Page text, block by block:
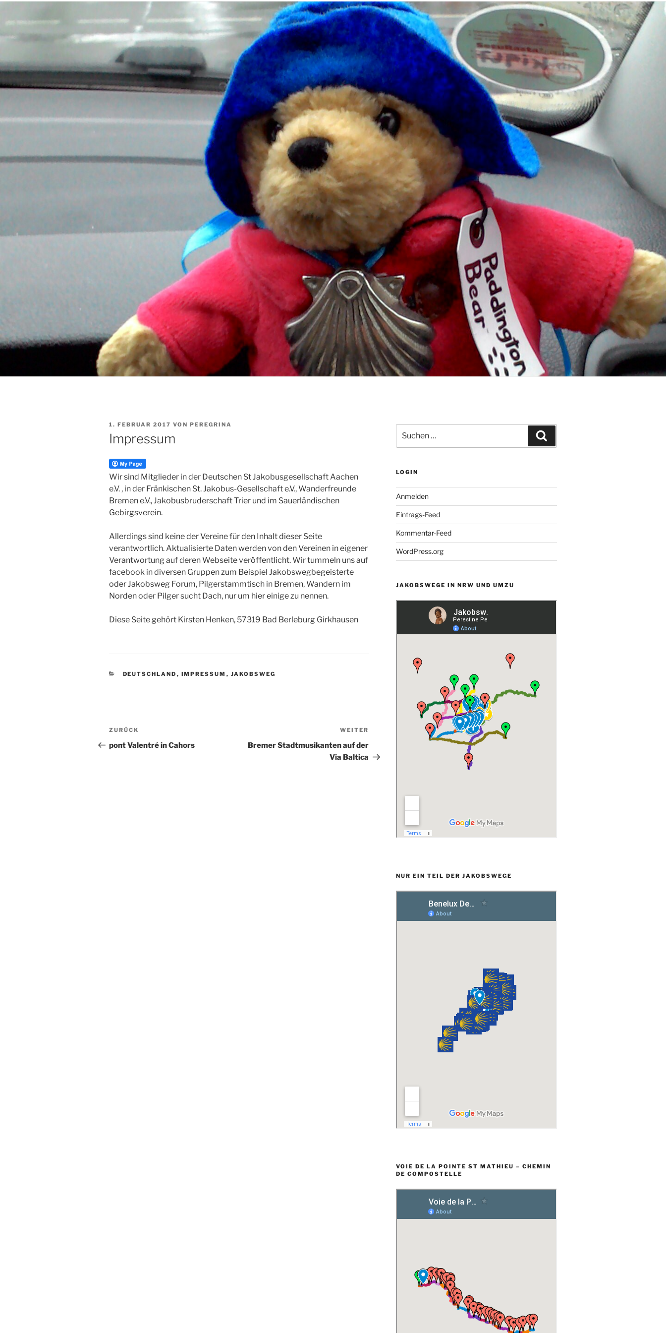
VERÖFFENTLICHT
AM
1. FEBRUAR 2017 VON PEREGRINA
Impressum
Wir sind Mitglieder in der Deutschen St Jakobusgesellschaft Aachen
e.V. , in der Fränkischen St. Jakobus-Gesellschaft e.V., Wanderfreunde
Bremen e.V., Jakobusbruderschaft Trier und im Sauerländischen
Gebirgsverein.
Allerdings sind keine der Vereine für den Inhalt dieser Seite
verantwortlich. Aktualisierte Daten werden von den Vereinen in eigener
Verantwortung auf deren Webseite veröffentlicht. Wir tummeln uns auf
facebook in diversen Gruppen zum Beispiel Jakobswegbegeisterte
oder Jakobsweg Forum, Pilgerstammtisch in Bremen, Wandern im
Norden oder Pilger sucht Dach, nur um hier einige zu nennen.
Diese Seite gehört Kirsten Henken, 57319 Bad Berleburg Girkhausen
KATEGORIEN
DEUTSCHLAND , IMPRESSUM , JAKOBSWEG
Beitragsnavigation
Vorheriger
Beitrag
ZURÜCK
pont Valentré in Cahors
Beitrag
WEITER
Bremer Stadtmusikanten auf der
Via Baltica
nach:
LOGIN
Anmelden
Eintrags-Feed
Kommentar-Feed
WordPress.org
JAKOBSWEGE IN NRW UND UMZU
NUR EIN TEIL DER JAKOBSWEGE
VOIE DE LA POINTE ST MATHIEU – CHEMIN
DE COMPOSTELLE